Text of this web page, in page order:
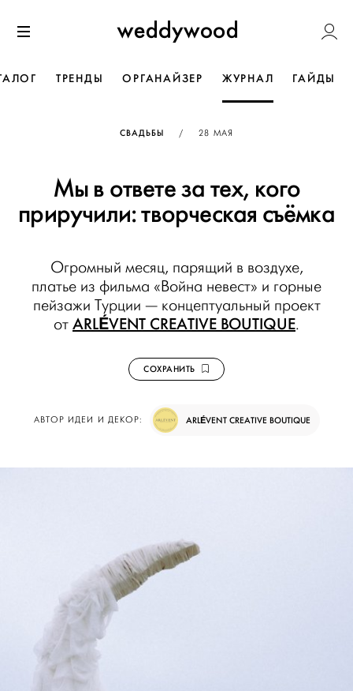
к содержанию
Weddywood
ТРЕНДЫ ОРГАНАЙЗЕР ЖУРНАЛ ГАЙДЫ
СВАДЬБЫ / ОПУБЛИКОВАНО
28 МАЯ
Мы в ответе за тех, кого
приручили: творческая съёмка
Огромный месяц, парящий в воздухе,
платье из фильма «Война невест» и горные
пейзажи Турции — концептуальный проект
от ARLÉVENT CREATIVE BOUTIQUE.
СОХРАНИТЬ
АВТОР ИДЕИ И ДЕКОР: ARLÉVENT CREATIVE BOUTIQUE